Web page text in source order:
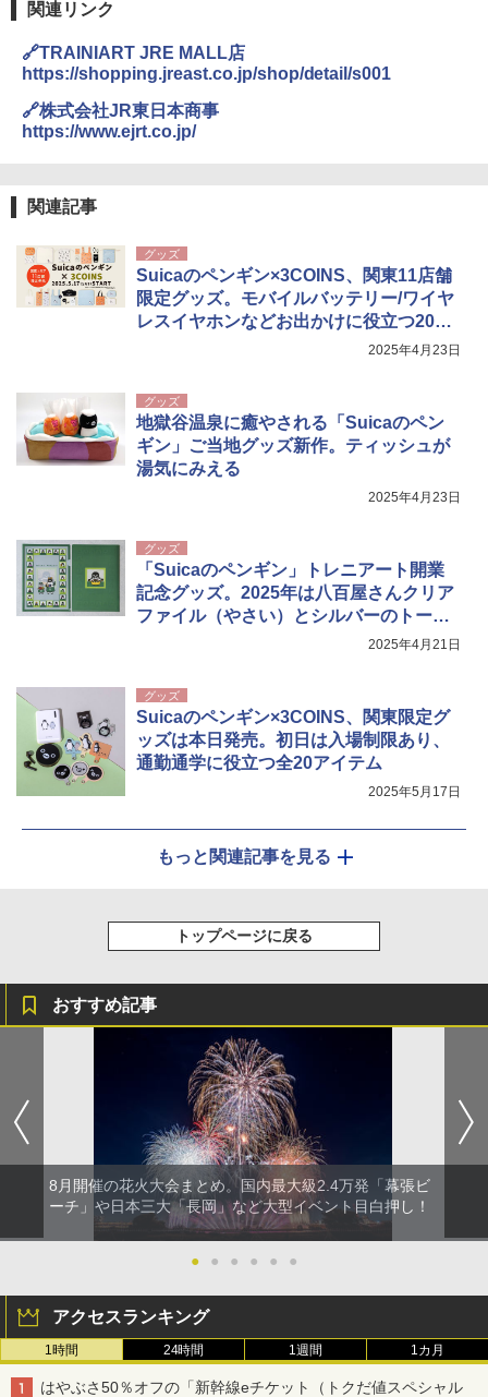
関連リンク
🔗TRAINIART JRE MALL店
https://shopping.jreast.co.jp/shop/detail/s001
🔗株式会社JR東日本商事
https://www.ejrt.co.jp/
関連記事
グッズ
Suicaのペンギン×3COINS、関東11店舗
限定グッズ。モバイルバッテリー/ワイヤ
レスイヤホンなどお出かけに役立つ20ア
2025年4月23日
グッズ
地獄谷温泉に癒やされる「Suicaのペン
ギン」ご当地グッズ新作。ティッシュが
湯気にみえる
2025年4月23日
グッズ
「Suicaのペンギン」トレニアート開業
記念グッズ。2025年は八百屋さんクリア
ファイル（やさい）とシルバーのトート
2025年4月21日
グッズ
Suicaのペンギン×3COINS、関東限定グ
ッズは本日発売。初日は入場制限あり、
通勤通学に役立つ全20アイテム
2025年5月17日
もっと関連記事を見る
トップページに戻る
おすすめ記事
8月開催の花火大会まとめ。国内最大級2.4万発「幕張ビ
ーチ」や日本三大「長岡」など大型イベント目白押し！
● ● ● ● ● ●
アクセスランキング
1時間 24時間 1週間 1カ月
はやぶさ50％オフの「新幹線eチケット（トクだ値スペシャル